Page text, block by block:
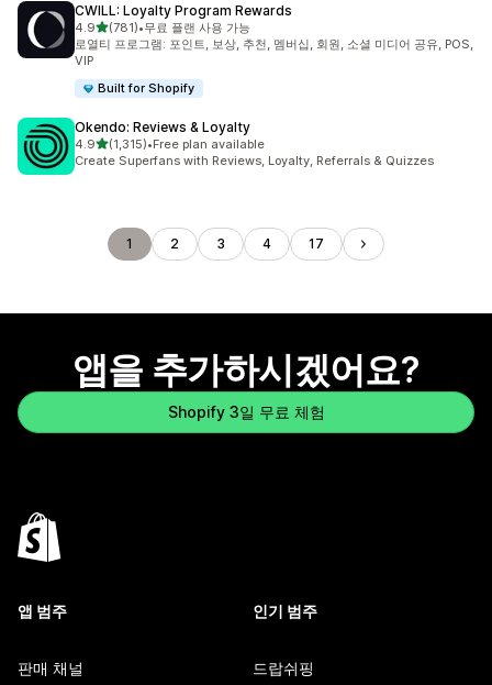
CWILL: Loyalty Program Rewards
4.9별 5개 중
(781)
총 리뷰 781개
•무료 플랜 사용 가능
로열티 프로그램: 포인트, 보상, 추천, 멤버십, 회원, 소셜 미디어 공유, POS,
VIP
Built for Shopify
Okendo: Reviews & Loyalty
4.9별 5개 중
(1,315)
총 리뷰 1315개
•Free plan available
Create Superfans with Reviews, Loyalty, Referrals & Quizzes
1 2 3 4 17
앱을 추가하시겠어요?
Shopify 3일 무료 체험
앱 범주
판매 채널
인기 범주
드랍쉬핑